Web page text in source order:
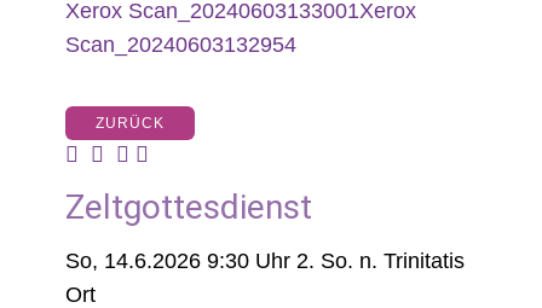
Xerox Scan_20240603133001Xerox
Scan_20240603132954
ZURÜCK
Zeltgottesdienst
So, 14.6.2026 9:30 Uhr 2. So. n. Trinitatis
Ort